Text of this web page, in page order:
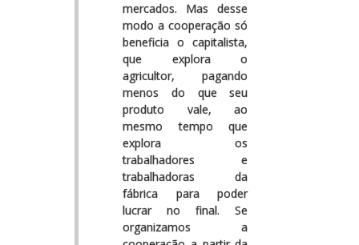
mercados. Mas desse
modo a cooperação só
beneficia o capitalista,
que explora o
agricultor, pagando
menos do que seu
produto vale, ao
mesmo tempo que
explora os
trabalhadores e
trabalhadoras da
fábrica para poder
lucrar no final. Se
organizamos a